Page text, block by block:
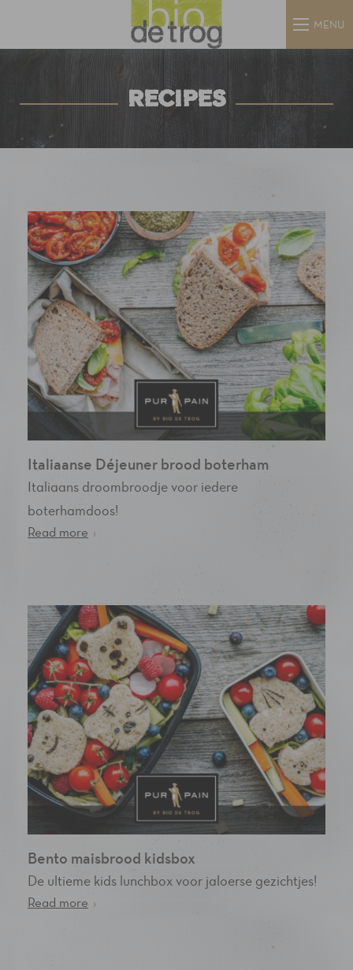
MENU
RECIPES
Italiaanse Déjeuner brood boterham
Italiaans droombroodje voor iedere
boterhamdoos!
›
Read more
Bento maisbrood kidsbox
De ultieme kids lunchbox voor jaloerse gezichtjes!
›
Read more